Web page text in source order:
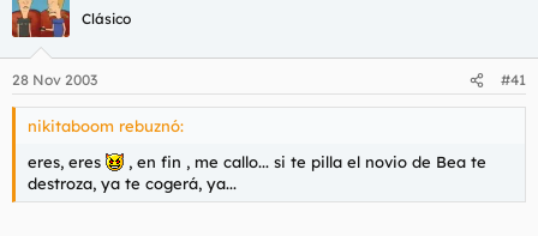
Clásico
28 Nov 2003 #41
nikitaboom rebuznó:
eres, eres
, en fin , me callo... si te pilla el novio de Bea te
destroza, ya te cogerá, ya...